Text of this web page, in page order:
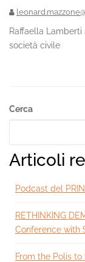
Raffaella
società civile
Secondary
Cerca
Articoli
Podcast del PRIN
RETHINKING
Conference with
From the Polis